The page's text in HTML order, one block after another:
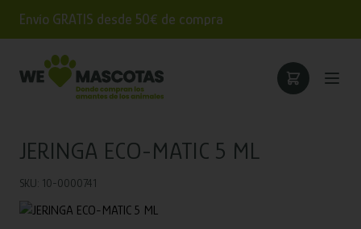
Envío GRATIS desde 50€ de compra
JERINGA ECO-MATIC 5 ML
SKU: 10-0000741